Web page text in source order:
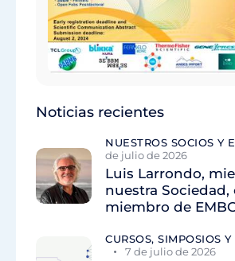
Noticias recientes
NUESTROS SOCIOS Y
de julio de 2026
Luis Larrondo,
nuestra Sociedad,
miembro de
CURSOS, SIMPOSIOS
7 de julio de 2026